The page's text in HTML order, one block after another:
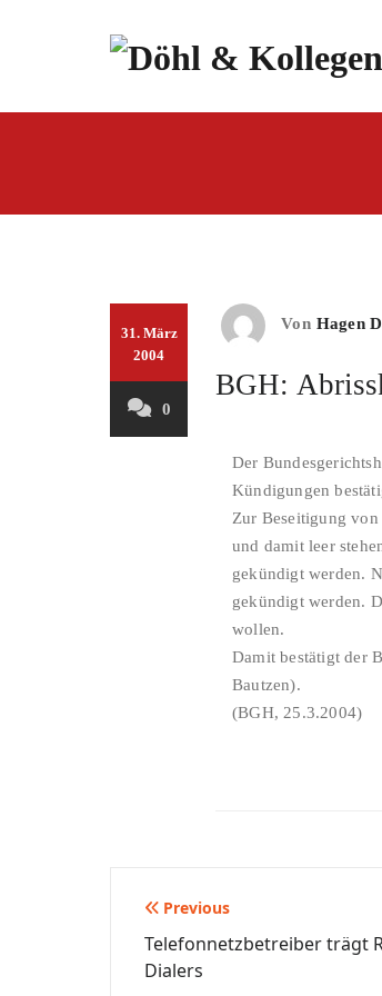
31. März
2004
0
Von Hagen
BGH:
Der
Kündigungen
Zur Beseitigung
und damit leer
gekündigt werden.
gekündigt werden.
wollen.
Damit bestätigt der
Bautzen).
(BGH, 25.3.2004)
Previous
Telefonnetzbetreiber trägt Risiko der heimlichen Installation eines
Dialers